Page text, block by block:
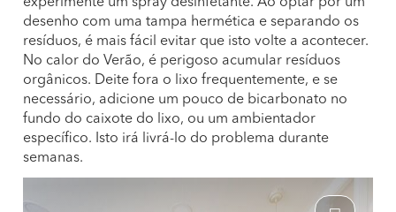
desenho com uma tampa hermética e separando os
resíduos, é mais fácil evitar que isto volte a acontecer.
No calor do Verão, é perigoso acumular resíduos
orgânicos. Deite fora o lixo frequentemente, e se
necessário, adicione um pouco de bicarbonato no
fundo do caixote do lixo, ou um ambientador
específico. Isto irá livrá-lo do problema durante
semanas.